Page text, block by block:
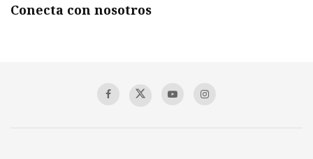
Conecta con nosotros